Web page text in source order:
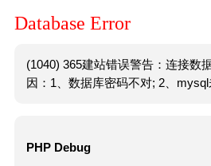
Database Error
(1040) 365建站错误警告：连接数
因：1、数据库密码不对; 2、mysql
PHP Debug